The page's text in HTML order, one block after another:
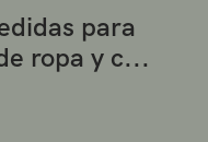
para
ropa y c...